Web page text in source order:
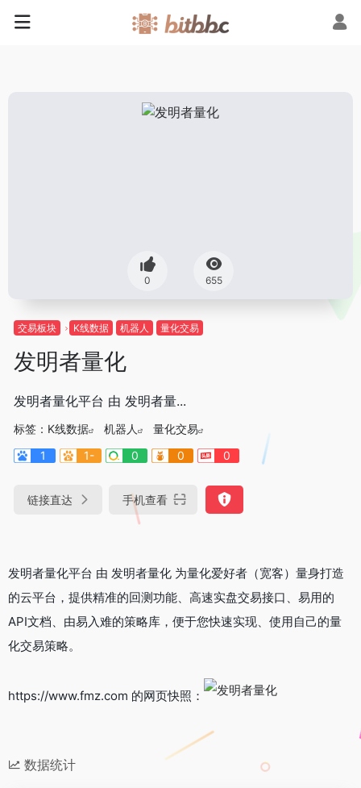
0 655
交易板块 K线数据 机器人 量化交易
发明者量化
发明者量化平台 由 发明者量...
标签： K线数据 机器人
量化交易
1
1- 0 0 0
链接直达 手机查看
发明者量化平台 由 发明者量化 为量化爱好者（宽客）量身打造
的云平台，提供精准的回测功能、高速实盘交易接口、易用的
API文档、由易入难的策略库，便于您快速实现、使用自己的量
化交易策略。
https://www.fmz.com 的网页快照：
数据统计